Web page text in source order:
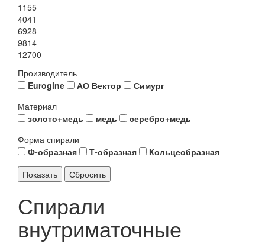
1155
4041
6928
9814
12700
Производитель
Eurogine
АО Вектор
Симург
Материал
золото+медь
медь
серебро+медь
Форма спирали
Ф-образная
Т-образная Кольцеобразная
Спирали
внутриматочные